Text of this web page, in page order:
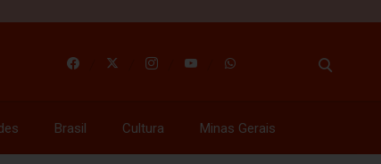
Brasil Cultura Minas Gerais